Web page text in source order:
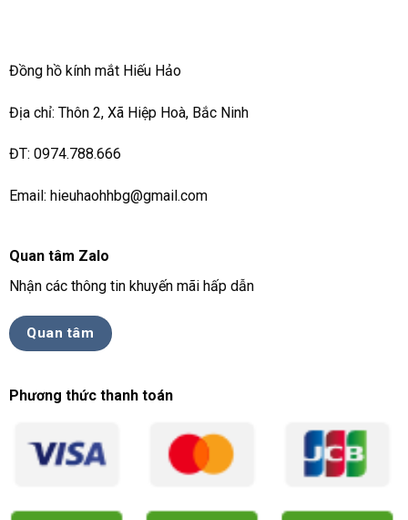
Đồng hồ kính mắt Hiếu Hảo
Địa chỉ: Thôn 2, Xã Hiệp Hoà, Bắc Ninh
ĐT: 0974.788.666
Email: hieuhaohhbg@gmail.com
Quan tâm Zalo
Nhận các thông tin khuyến mãi hấp dẫn
Quan tâm
Phương thức thanh toán